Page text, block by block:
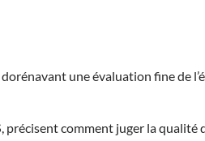
une évaluation fine de
, précisent comment juger la